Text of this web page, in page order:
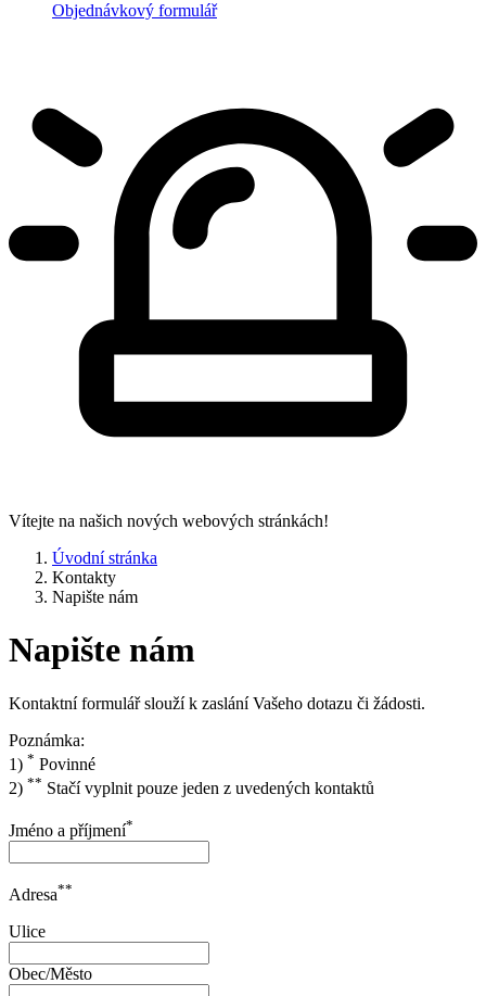
Objednávkový formulář
Vítejte na našich nových webových stránkách!
Úvodní stránka
Kontakty
Napište nám
Napište nám
Kontaktní formulář slouží k zaslání Vašeho dotazu či žádosti.
Poznámka:
1) * Povinné
2) ** Stačí vyplnit pouze jeden z uvedených kontaktů
Jméno a příjmení*
Adresa**
Ulice
Obec/Město